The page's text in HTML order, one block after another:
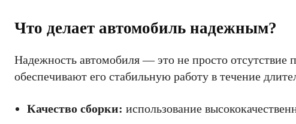
Что делает автомобиль надежным?
Надежность автомобиля — это не просто отсутствие
обеспечивают его стабильную работу в течение
Качество сборки: использование